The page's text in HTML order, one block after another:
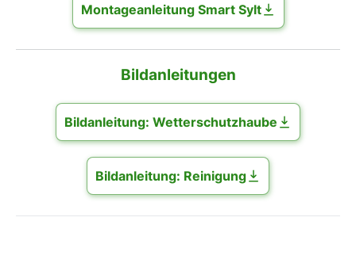
Montageanleitung Smart Sylt
Bildanleitungen
Bildanleitung: Wetterschutzhaube
Bildanleitung: Reinigung